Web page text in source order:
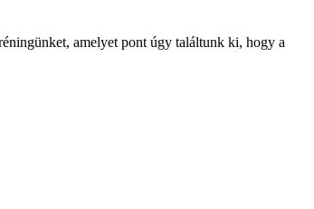
amelyet pont úgy találtunk ki, hogy a